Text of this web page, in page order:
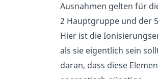
Ausnahmen gelten für
2 Hauptgruppe und der
Hier ist die
als sie eigentlich sein
daran, dass diese